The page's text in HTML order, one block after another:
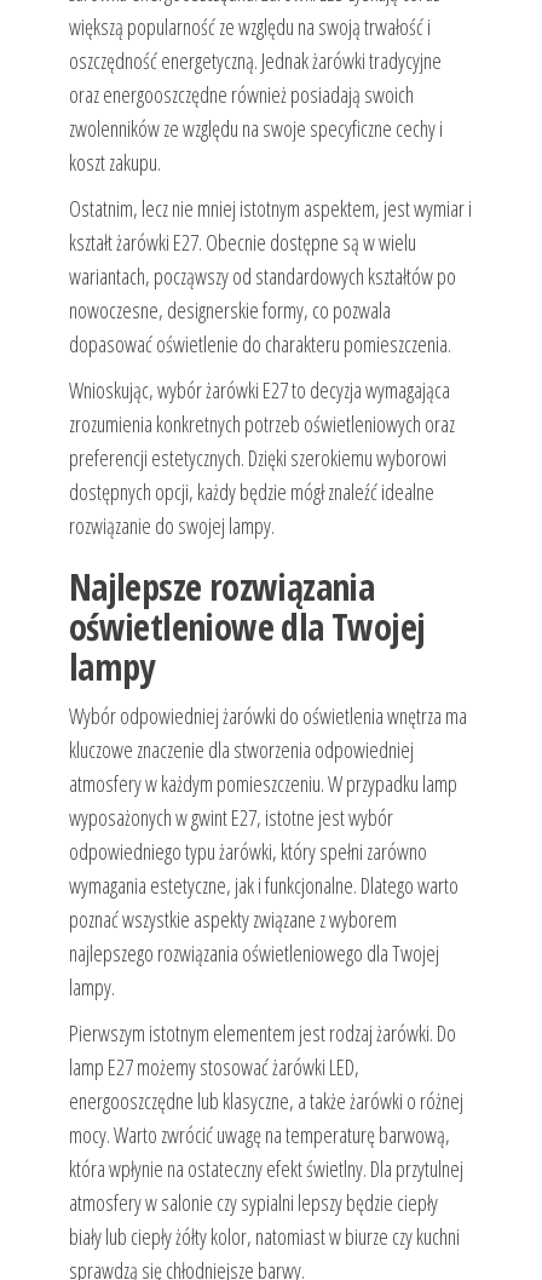
większą popularność ze względu na swoją trwałość i
oszczędność energetyczną. Jednak żarówki tradycyjne
oraz energooszczędne również posiadają swoich
zwolenników ze względu na swoje specyficzne cechy i
koszt zakupu.
Ostatnim, lecz nie mniej istotnym aspektem, jest wymiar i
kształt żarówki E27. Obecnie dostępne są w wielu
wariantach, począwszy od standardowych kształtów po
nowoczesne, designerskie formy, co pozwala
dopasować oświetlenie do charakteru pomieszczenia.
Wnioskując, wybór żarówki E27 to decyzja wymagająca
zrozumienia konkretnych potrzeb oświetleniowych oraz
preferencji estetycznych. Dzięki szerokiemu wyborowi
dostępnych opcji, każdy będzie mógł znaleźć idealne
rozwiązanie do swojej lampy.
Najlepsze rozwiązania
oświetleniowe dla Twojej
lampy
Wybór odpowiedniej żarówki do oświetlenia wnętrza ma
kluczowe znaczenie dla stworzenia odpowiedniej
atmosfery w każdym pomieszczeniu. W przypadku lamp
wyposażonych w gwint E27, istotne jest wybór
odpowiedniego typu żarówki, który spełni zarówno
wymagania estetyczne, jak i funkcjonalne. Dlatego warto
poznać wszystkie aspekty związane z wyborem
najlepszego rozwiązania oświetleniowego dla Twojej
lampy.
Pierwszym istotnym elementem jest rodzaj żarówki. Do
lamp E27 możemy stosować żarówki LED,
energooszczędne lub klasyczne, a także żarówki o różnej
mocy. Warto zwrócić uwagę na temperaturę barwową,
która wpłynie na ostateczny efekt świetlny. Dla przytulnej
atmosfery w salonie czy sypialni lepszy będzie ciepły
biały lub ciepły żółty kolor, natomiast w biurze czy kuchni
sprawdzą się chłodniejsze barwy.